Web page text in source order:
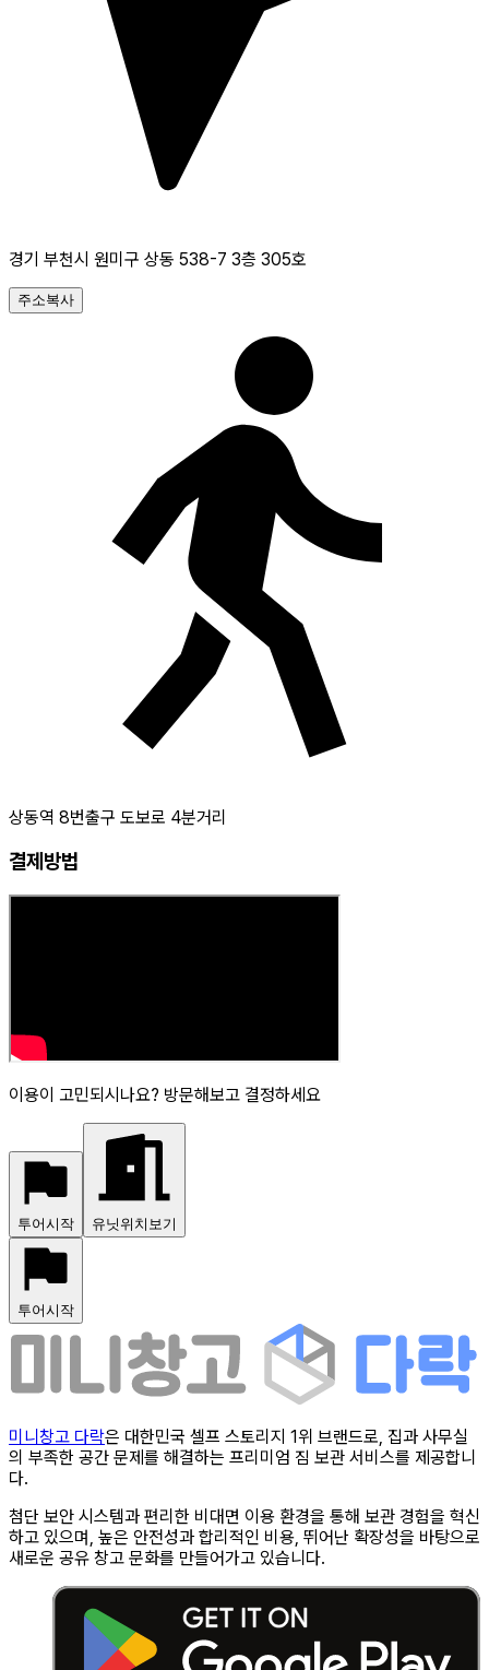
경기 부천시 원미구 상동 538-7 3층 305호
주소복사
상동역 8번출구 도보로 4분거리
결제방법
이용이 고민되시나요? 방문해보고 결정하세요
투어시작 유닛위치보기
투어시작
미니창고 다락은 대한민국 셀프 스토리지 1위 브랜드로, 집과 사무실
의 부족한 공간 문제를 해결하는 프리미엄 짐 보관 서비스를 제공합니
다.
첨단 보안 시스템과 편리한 비대면 이용 환경을 통해 보관 경험을 혁신
하고 있으며, 높은 안전성과 합리적인 비용, 뛰어난 확장성을 바탕으로
새로운 공유 창고 문화를 만들어가고 있습니다.